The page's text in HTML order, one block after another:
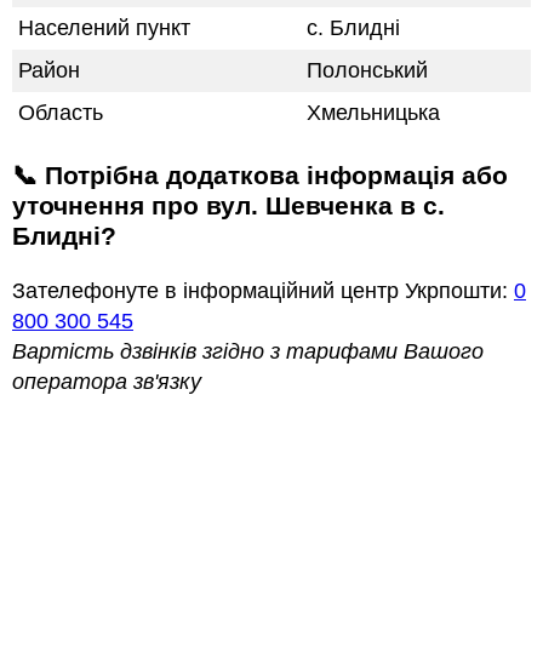
Населений пункт
с. Блидні
Район
Полонський
Область
Хмельницька
📞 Потрібна додаткова інформація або
уточнення про вул. Шевченка в с.
Блидні?
Зателефонуте в інформаційний центр Укрпошти: 0
800 300 545
Вартість дзвінків згідно з тарифами Вашого
оператора зв'язку